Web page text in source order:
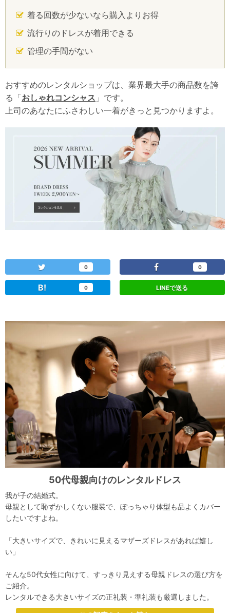
着る回数が少ないなら購入よりお得
流行りのドレスが着用できる
管理の手間がない
おすすめのレンタルショップは、業界最大手の商品数を誇
る「おしゃれコンシャス 」です。
上司のあなたにふさわしい一着がきっと見つかりますよ。
0 0
B! 0 LINEで送る
50代母親向けのレンタルドレス
我が子の結婚式。
母親として恥ずかしくない服装で、ぽっちゃり体型も品よくカバー
したいですよね。
「大きいサイズで、きれいに見えるマザーズドレスがあれば嬉し
い」
そんな50代女性に向けて、すっきり見えする母親ドレスの選び方を
ご紹介。
レンタルできる大きいサイズの正礼装・準礼装も厳選しました。